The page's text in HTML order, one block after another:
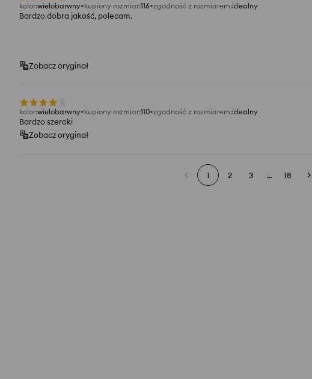
kolor:wielobarwny kupiony rozmiar:116 zgodność z rozmiarem:idealny
Bardzo dobra jakość, polecam.
Zobacz oryginał
kolor:wielobarwny kupiony rozmiar:110 zgodność z rozmiarem:idealny
Bardzo szeroki
Zobacz oryginał
1 2 3 ... 18